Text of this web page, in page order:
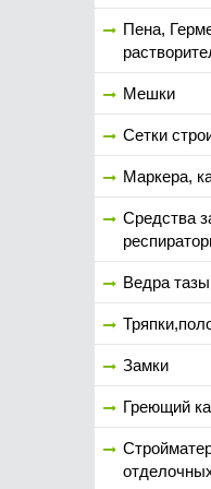
Пена,
Мешки
Сетки
Маркера,
Средства
Ведра тазы
Замки
Греющий